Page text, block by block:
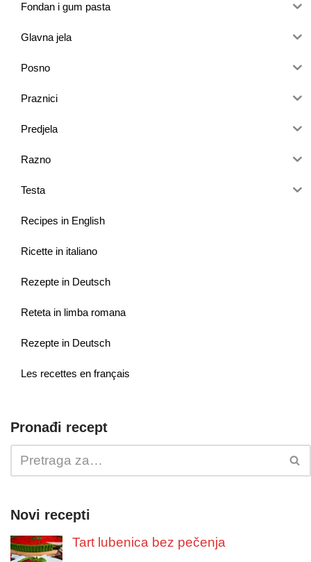
Fondan i gum pasta
Glavna jela
Posno
Praznici
Predjela
Razno
Testa
Recipes in English
Ricette in italiano
Rezepte in Deutsch
Reteta in limba romana
Rezepte in Deutsch
Les recettes en français
Pronađi recept
Novi recepti
Tart lubenica bez pečenja